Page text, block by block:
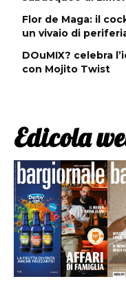
Flor de Maga: il
un vivaio di
DOuMIX? celebra
con Mojito Twist
Edicola